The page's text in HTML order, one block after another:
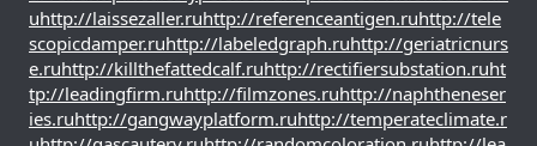
uhttp://laissezaller.ruhttp://referenceantigen.ruhttp://tele
scopicdamper.ruhttp://labeledgraph.ruhttp://geriatricnurs
e.ruhttp://killthefattedcalf.ruhttp://rectifiersubstation.ruht
tp://leadingfirm.ruhttp://filmzones.ruhttp://naphtheneser
ies.ruhttp://gangwayplatform.ruhttp://temperateclimate.r